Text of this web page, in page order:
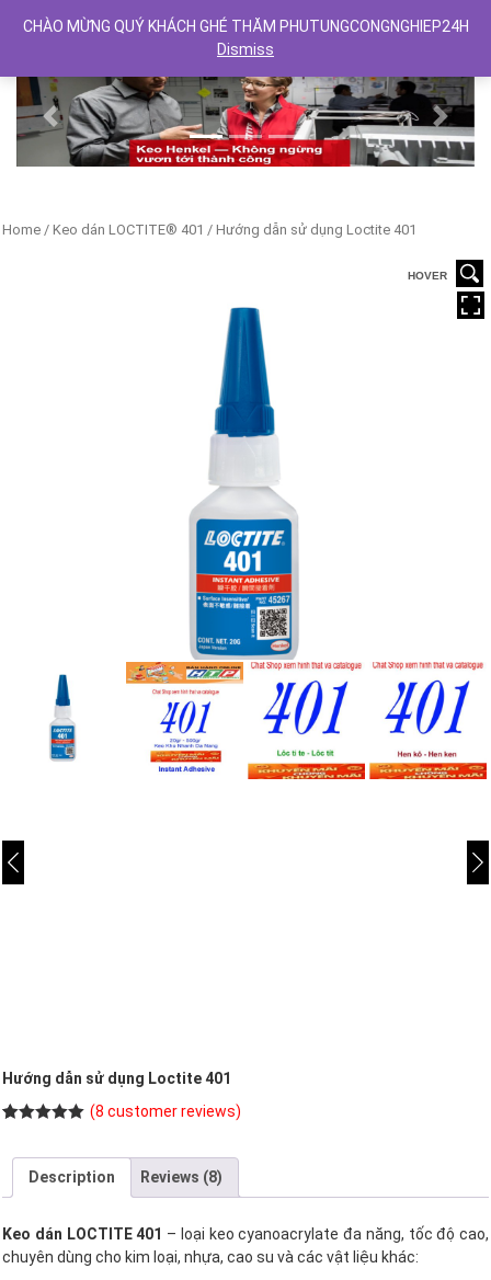
Previous Next
Home / Keo dán LOCTITE® 401 / Hướng dẫn sử dụng Loctite 401
HOVER
Hướng dẫn sử dụng Loctite 401
customer
ratings
(8 customer reviews)
Description Reviews (8)
Keo dán LOCTITE 401 – loại keo cyanoacrylate đa năng, tốc độ cao,
chuyên dùng cho kim loại, nhựa, cao su và các vật liệu khác:
CHÀO MỪNG QUÝ KHÁCH GHÉ THĂM PHUTUNGCONGNGHIEP24H
Dismiss